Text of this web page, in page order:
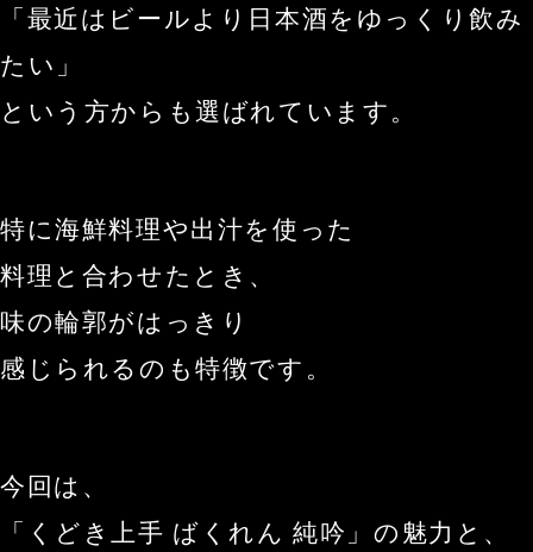
「最近はビールより日本酒をゆっくり飲み
たい」
という方からも選ばれています。
特に海鮮料理や出汁を使った
料理と合わせたとき、
味の輪郭がはっきり
感じられるのも特徴です。
今回は、
「くどき上手 ばくれん 純吟」の魅力と、